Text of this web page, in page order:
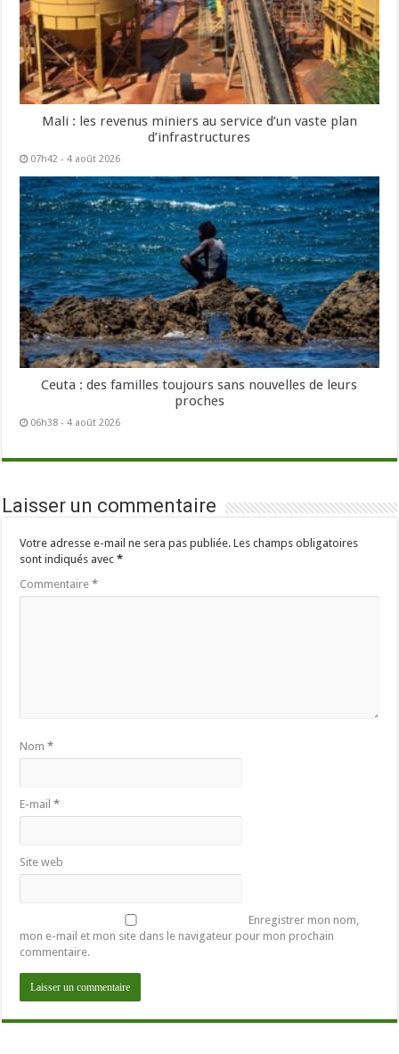
Mali : les revenus miniers au service d’un vaste plan
d’infrastructures
07h42 - 4 août 2026
Ceuta : des familles toujours sans nouvelles de leurs
proches
06h38 - 4 août 2026
Laisser un commentaire
Votre adresse e-mail ne sera pas publiée. Les champs obligatoires
sont indiqués avec*
Commentaire*
Nom*
E-mail*
Site web
Enregistrer mon nom,
mon e-mail et mon site dans le navigateur pour mon prochain
commentaire.